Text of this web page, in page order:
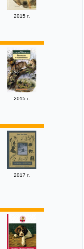
2015 г.
2015 г.
2017 г.